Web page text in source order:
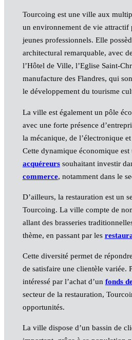
Tourcoing est une ville aux
un environnement de vie attractif
jeunes professionnels. Elle
architectural remarquable, avec
l’Hôtel de Ville, l’Eglise Saint-
manufacture des Flandres, qui
le développement du tourisme
La ville est également un pôle
avec une forte présence
la mécanique, de l’électronique
Cette dynamique économique
acquéreurssouhaitant investir
commerce, notamment dans le
D’ailleurs, la restauration est un
Tourcoing. La ville compte de
allant des brasseries
thème, en passant par les
Cette diversité permet de
de satisfaire une clientèle variée.
intéressé par l’achat d’un fonds
secteur de la restauration,
opportunités.
La ville dispose d’un bassin de